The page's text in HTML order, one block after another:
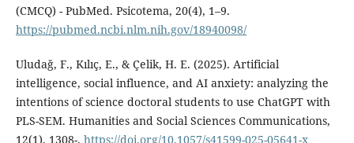
(CMCQ) - PubMed. Psicotema, 20(4), 1–9.
https://pubmed.ncbi.nlm.nih.gov/18940098/
Uludağ, F., Kılıç, E., & Çelik, H. E. (2025). Artificial
intelligence, social influence, and AI anxiety: analyzing the
intentions of science doctoral students to use ChatGPT with
PLS-SEM. Humanities and Social Sciences Communications,
12(1), 1308-. https://doi.org/10.1057/s41599-025-05641-x